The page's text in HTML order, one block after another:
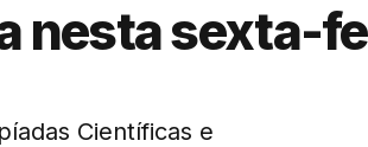
nesta sexta-
Científicas e